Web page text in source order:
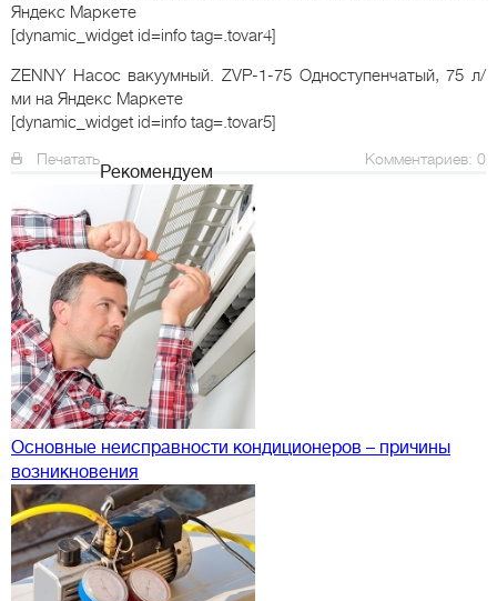
Яндекс Маркете
[dynamic_widget id=info tag=.tovar4]
ZENNY Насос вакуумный. ZVP-1-75 Одноступенчатый, 75 л/
ми на Яндекс Маркете
[dynamic_widget id=info tag=.tovar5]
Печатать Комментариев: 0
Рекомендуем
Основные неисправности кондиционеров – причины
возникновения